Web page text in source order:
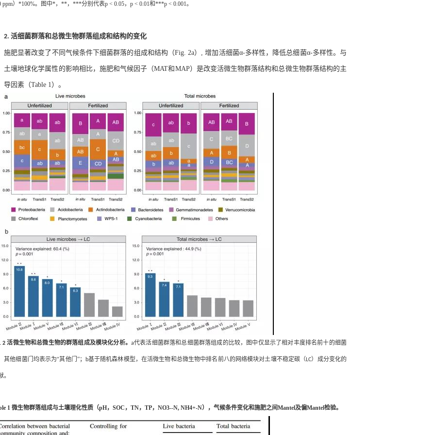
ppm） *100%。图中*， **， ***分别代表p < 0.05， p < 0.01和***p < 0.001。
2. 活细菌群落和总微生物群落组成和结构的变化
施肥显著改变了不同气候条件下细菌群落的组成和结构（Fig. 2a） , 增加活细菌α-多样性，降低总细菌α-多样性。与
土壤地球化学属性的影响相比，施肥和气候因子（MAT和 MAP）是改变活微生物群落结构和总微生物群落结构的主
导因素（Table 1）。
2活微生物和总微生物的群落组成及模块化分析。 a代表活细菌群落和总细菌群落组成的比较，图中仅显示了相对丰度排名前十的细菌
其他细菌门均表示为“其他门”； b基于随机森林模型，在活微生物和总微生物中排名前八的网络模块对土壤不稳定碳（LC）成分变化的
。
1 微生物群落组成与土壤理化性质（pH， SOC ， TN， TP， NO3--N, NH4+-N），气候条件变化和施肥之间Mantel及偏Mantel检验。